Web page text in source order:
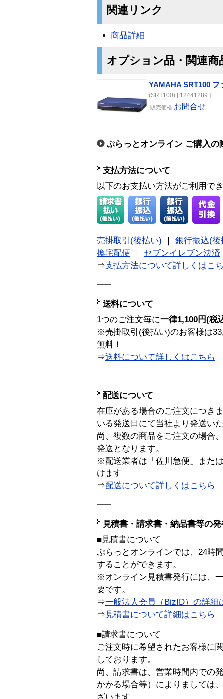
関連リンク
商品詳細
オプション品・関連商
YAMAHA SRT100 フ
(SRT100) [ 12441289 ]
販売価格 お問合せ
ぷらっとオンライン ご購入の
支払方法について
以下のお支払い方法がご利用で
売掛取引(後払い)
銀行振込(後
換宅配便
セブンイレブン決済
⇒支払方法について詳しくはこ
送料について
1つのご注文毎に一律1,100円(税
※売掛取引(後払い)のお客様は
無料！
⇒送料について詳しくはこちら
配送について
在庫がある場合のご注文につき
いる発送日にて当社より発送い
尚、複数の商品をご注文の場合
発送となります。
※配送業者は「佐川急便」また
けます
⇒配送について詳しくはこちら
見積書・請求書・納品書等の
■見積書について
ぷらっとオンラインでは、24時
することができます。
※オンライン見積書発行には、
要です。
⇒一般法人会員（BizID）の詳細
⇒ 見積書について詳細はこちら
■請求書について
ご注文時に希望されたお客様に
しております。
尚、請求書は、営業時間内での
かかる場合等）によりましては
ざいます。